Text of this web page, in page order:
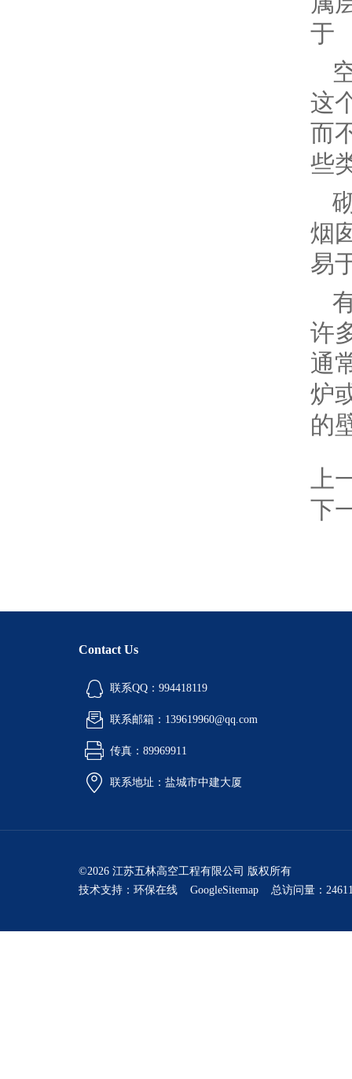
于
这
而
些
烟
易
许
通
炉
的
上
下
Contact Us
联系QQ：994418119
联系邮箱：139619960@qq.com
传真：89969911
联系地址：盐城市中建大厦
©2026 江苏五林高空工程有限公司 版权所有
技术支持： 环保在线 GoogleSitemap 总访问量：